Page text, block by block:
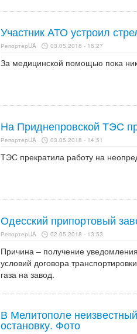
Участник АТО устроил
РепортерUA 03.05.2018 - 16:27
За медицинской помощью пока
На Приднепровской ТЭС
РепортерUA 03.05.2018 - 14:51
ТЭС прекратила работу на
Одесский припортовый
РепортерUA 02.05.2018 - 13:53
Причина – получение
условий договора
газа на завод.
В Мелитополе
остановку. Фото